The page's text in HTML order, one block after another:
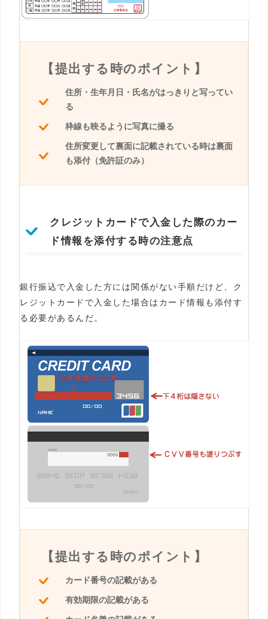
【提出する時のポイント】
住所・生年月日・氏名がはっきりと写ってい
る
枠線も映るように写真に撮る
住所変更して裏面に記載されている時は裏面
も添付（免許証のみ）
クレジットカードで入金した際のカー
ド情報を添付する時の注意点
銀行振込で入金した方には関係がない手順だけど、ク
レジットカードで入金した場合はカード情報も添付す
る必要があるんだ。
【提出する時のポイント】
カード番号の記載がある
有効期限の記載がある